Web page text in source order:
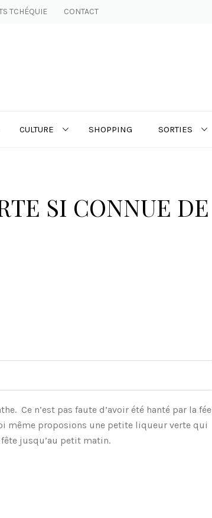
TCHÉQUIE CONTACT
CULTURE SHOPPING SORTIES
SI CONNUE DE
Ce n’est pas faute d’avoir été hanté par la fée
même proposions une petite liqueur verte qui
jusqu’au petit matin.